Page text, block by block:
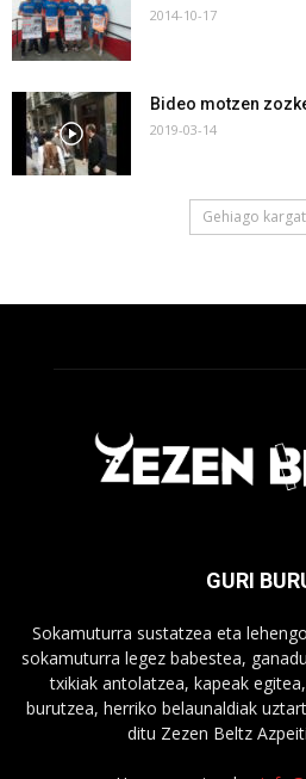
2014-10-17
Bideo motzen
2019-03-14
Gehiago
GURI
Sokamuturra sustatzea eta
sokamuturra legez babestea,
txikiak antolatzea, kapeak
burutzea, herriko belaunaldiak
ditu Zezen Beltz